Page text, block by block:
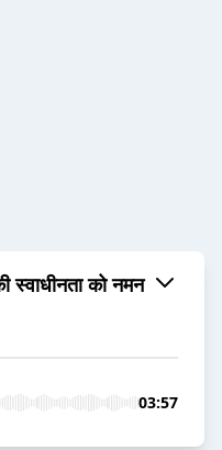
स्वाधीनता को नमन
03:57